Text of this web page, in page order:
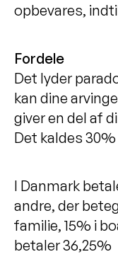
opbevares,
Fordele
Det lyder
kan dine
giver en del af
Det kaldes
I Danmark
andre, der
familie, 15% i
betaler 36,25%